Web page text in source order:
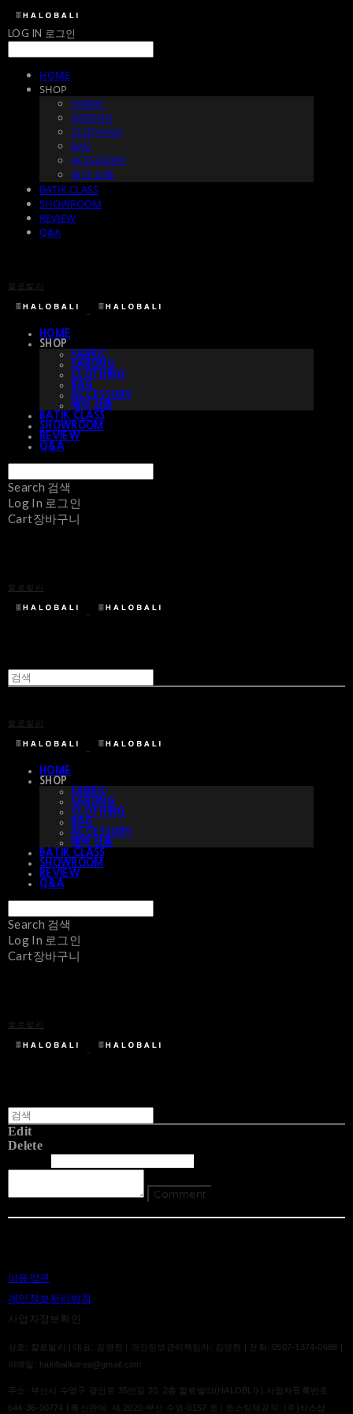
LOG IN 로그인
HOME
SHOP
FABRIC
SARONG
CLOTHING
BAG
ACCESSORY
예약 상품
BATIK CLASS
SHOWROOM
REVIEW
Q&A
할로발리
HOME
SHOP
FABRIC
SARONG
CLOTHING
BAG
ACCESSORY
예약 상품
BATIK CLASS
SHOWROOM
REVIEW
Q&A
Search 검색
Log In 로그인
Cart장바구니
할로발리
할로발리
HOME
SHOP
FABRIC
SARONG
CLOTHING
BAG
ACCESSORY
예약 상품
BATIK CLASS
SHOWROOM
REVIEW
Q&A
Search 검색
Log In 로그인
Cart장바구니
할로발리
Edit
Delete
Comment
이용약관
개인정보처리방침
사업자정보확인
상호: 할로발리 | 대표: 김영현 | 개인정보관리책임자: 김영현 | 전화: 0507-1374-0688 |
이메일: halobalikorea@gmail.com
주소: 부산시 수영구 광안로 35번길 20, 2층 할로발리(HALOBLI) | 사업자등록번호:
644-36-00774 | 통신판매: 제 2020-부산 수영-0157 호 | 호스팅제공자: (주)식스샵